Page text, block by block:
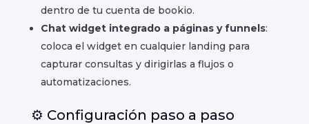
dentro de tu cuenta de bookio.
Chat widget integrado a páginas y funnels:
coloca el widget en cualquier landing para
capturar consultas y dirigirlas a flujos o
automatizaciones.
⚙️ Configuración paso a paso